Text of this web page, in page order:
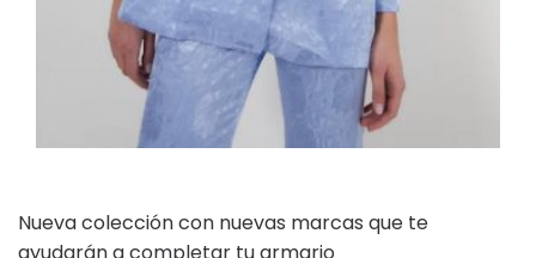
Nueva colección con nuevas marcas que te